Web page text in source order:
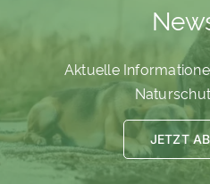
Aktuelle
JETZT